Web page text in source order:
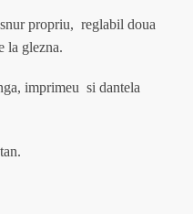
propriu, reglabil doua
la glezna.
imprimeu si dantela